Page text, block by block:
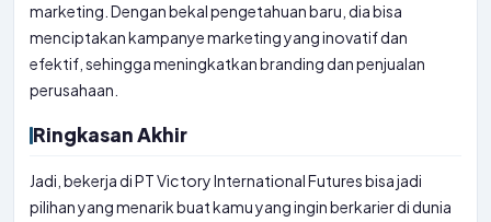
marketing. Dengan bekal pengetahuan baru, dia bisa
menciptakan kampanye marketing yang inovatif dan
efektif, sehingga meningkatkan branding dan penjualan
perusahaan.
Ringkasan Akhir
Jadi, bekerja di PT Victory International Futures bisa jadi
pilihan yang menarik buat kamu yang ingin berkarier di dunia